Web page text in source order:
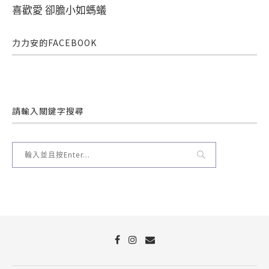
喜歡愛 卻膽小如螞蟻
力力安的FACEBOOK
請輸入關鍵字搜尋